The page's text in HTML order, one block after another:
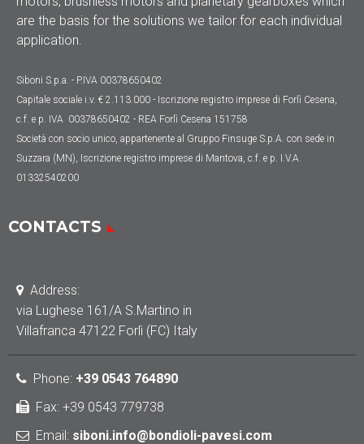
are the basis for the solutions we tailor for each individual
application.
Siboni S.p.a. - P.IVA 00378650402
Capitale sociale i.v. € 2.113.000 - Iscrizione registro imprese di Forlì Cesena,
c.f. e p. IVA 00378650402 - REA Forlì Cesena 151758
Società con socio unico, appartenente al Gruppo Finsuge S.p.A. con sede in
Suzzara (MN), Iscrizione registro imprese di Mantova, c.f. e p. I.V.A.
01332540200
CONTACTS
Address:
via Lughese 161/A S.Martino in
Villafranca 47122 Forlì (FC) Italy
Phone: +39 0543 764890
Fax: +39 0543 779738
Email: siboni.info@bondioli-pavesi.com